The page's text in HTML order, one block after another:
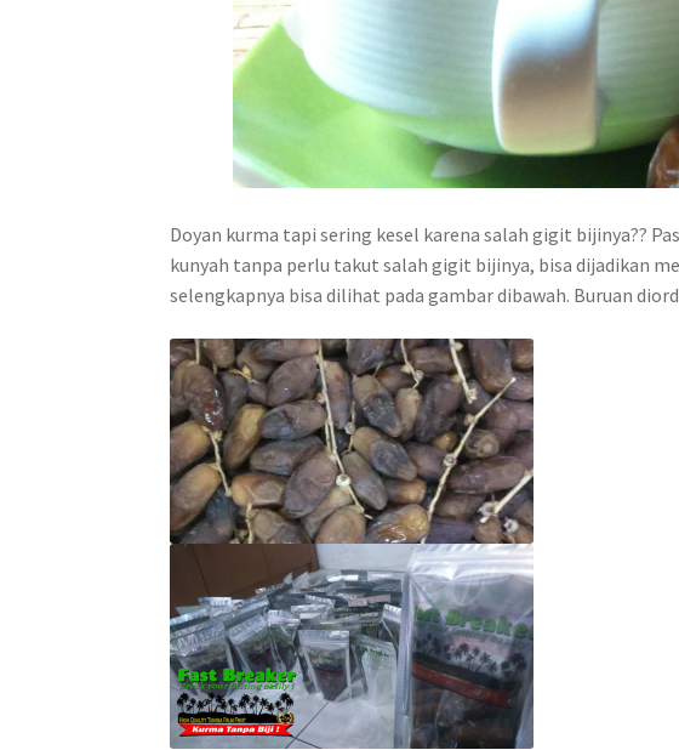
Doyan kurma tapi sering kesel karena salah gigit bijinya??
kunyah tanpa perlu takut salah gigit bijinya, bisa dijadikan
selengkapnya bisa dilihat pada gambar dibawah. Buruan